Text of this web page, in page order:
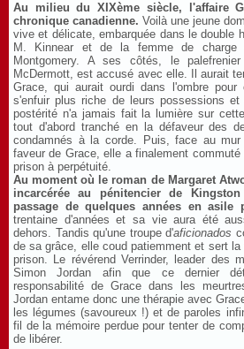
Au milieu du XIXème siècle, l'affaire
chronique canadienne. Voilà une jeune
vive et délicate, embarquée dans le double
M. Kinnear et de la femme de charge
Montgomery. A ses côtés, le
McDermott, est accusé avec elle. Il aurait
Grace, qui aurait ourdi dans l'ombre pour
s'enfuir plus riche de leurs possessions
postérité n'a jamais fait la lumière sur
tout d'abord tranché en la défaveur des
condamnés à la corde. Puis, face au
faveur de Grace, elle a finalement
prison à perpétuité.
Au moment où le roman de Margaret
incarcérée au pénitencier de
passage de quelques années en asile
trentaine d'années et sa vie aura été
dehors. Tandis qu'une troupe d'aficionados
de sa grâce, elle coud patiemment et sert
prison. Le révérend Verrinder, leader des
Simon Jordan afin que ce dernier
responsabilité de Grace dans les
Jordan entame donc une thérapie avec
les légumes (savoureux !) et de paroles
fil de la mémoire perdue pour tenter de
de libérer.